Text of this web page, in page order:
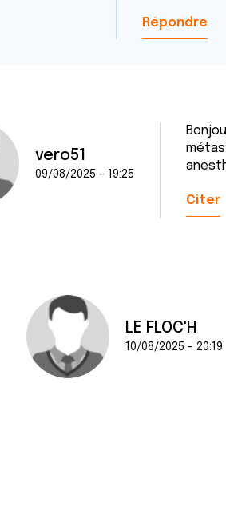
Répondre
vero51
09/08/2025 - 19:25
Citer
LE FLOC'H
10/08/2025 - 20:19